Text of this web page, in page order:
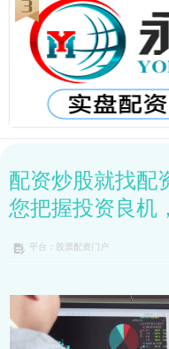
配资炒股就找配
您把握投资良机
平台：股票配资门户